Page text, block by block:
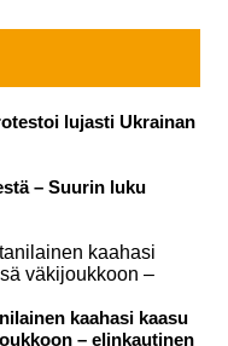
lujasti Ukrainan
– Suurin luku
kaahasi kaasu
– elinkautinen